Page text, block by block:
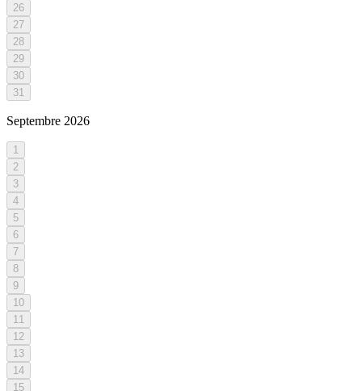
26
27
28
29
30
31
Septembre 2026
1
2
3
4
5
6
7
8
9
10
11
12
13
14
15